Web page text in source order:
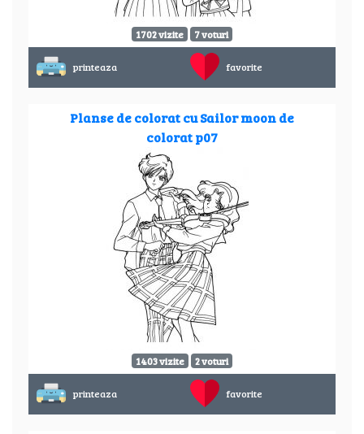
1702 vizite 7 voturi
printeaza favorite
Planse de colorat cu Sailor moon de
colorat p07
1403 vizite 2 voturi
printeaza favorite